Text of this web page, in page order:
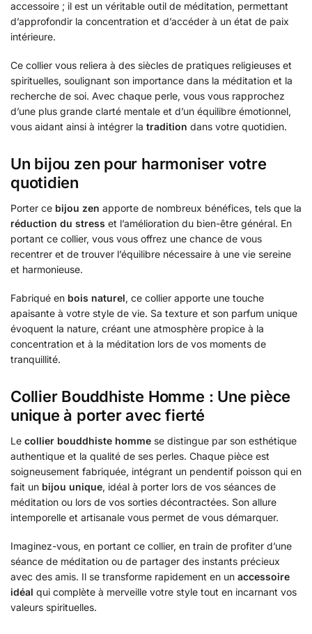
accessoire ; il est un véritable outil de méditation, permettant
d’approfondir la concentration et d’accéder à un état de paix
intérieure.
Ce collier vous reliera à des siècles de pratiques religieuses et
spirituelles, soulignant son importance dans la méditation et la
recherche de soi. Avec chaque perle, vous vous rapprochez
d’une plus grande clarté mentale et d’un équilibre émotionnel,
vous aidant ainsi à intégrer la tradition dans votre quotidien.
Un bijou zen pour harmoniser votre
quotidien
Porter ce bijou zen apporte de nombreux bénéfices, tels que la
réduction du stress et l’amélioration du bien-être général. En
portant ce collier, vous vous offrez une chance de vous
recentrer et de trouver l’équilibre nécessaire à une vie sereine
et harmonieuse.
Fabriqué en bois naturel, ce collier apporte une touche
apaisante à votre style de vie. Sa texture et son parfum unique
évoquent la nature, créant une atmosphère propice à la
concentration et à la méditation lors de vos moments de
tranquillité.
Collier Bouddhiste Homme : Une pièce
unique à porter avec fierté
Le collier bouddhiste homme se distingue par son esthétique
authentique et la qualité de ses perles. Chaque pièce est
soigneusement fabriquée, intégrant un pendentif poisson qui en
fait un bijou unique, idéal à porter lors de vos séances de
méditation ou lors de vos sorties décontractées. Son allure
intemporelle et artisanale vous permet de vous démarquer.
Imaginez-vous, en portant ce collier, en train de profiter d’une
séance de méditation ou de partager des instants précieux
avec des amis. Il se transforme rapidement en un accessoire
idéal qui complète à merveille votre style tout en incarnant vos
valeurs spirituelles.